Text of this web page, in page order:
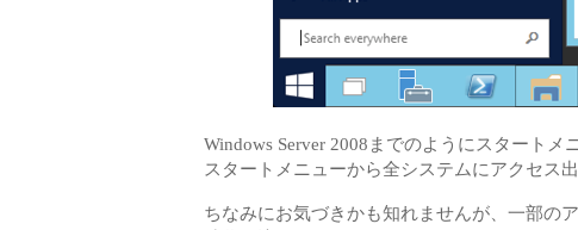
Windows Server 2008までのようにスタートメ
スタートメニューから全システムにアクセス
ちなみにお気づきかも知れませんが、一部の